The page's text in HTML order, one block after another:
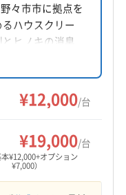
河北郡津幡町
山県) 下新川郡朝日町
(富山県) 射水市
橋村
川郡立山町
山県) 氷見市
々市市に拠点を
ハウスクリー
ヒノキの消臭
ービスを提
解洗浄にも対
。土日祝日も
オプションも
¥12,000/台
¥19,000/台
本¥12,000+オプション
¥7,000）